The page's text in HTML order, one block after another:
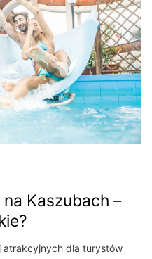
Kaszubach –
atrakcyjnych dla turystów